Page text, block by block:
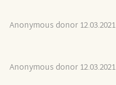
Anonymous donor 12.03.2021
Anonymous donor 12.03.2021